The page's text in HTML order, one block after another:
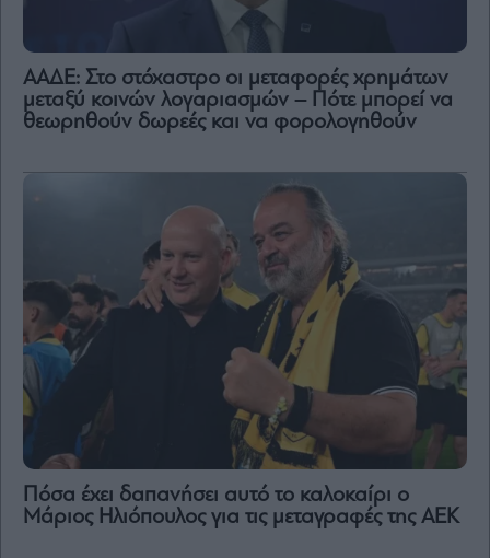
ΑΑΔΕ: Στο στόχαστρο οι μεταφορές χρημάτων
μεταξύ κοινών λογαριασμών – Πότε μπορεί να
θεωρηθούν δωρεές και να φορολογηθούν
Πόσα έχει δαπανήσει αυτό το καλοκαίρι ο
Μάριος Ηλιόπουλος για τις μεταγραφές της ΑΕΚ